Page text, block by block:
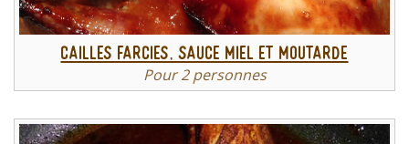
CAILLES FARCIES, SAUCE MIEL ET MOUTARDE
Pour 2 personnes